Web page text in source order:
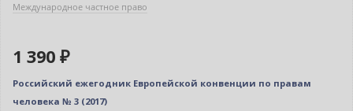
Международное частное право
1 390 ₽
Российский ежегодник Европейской конвенции по правам
человека № 3 (2017)